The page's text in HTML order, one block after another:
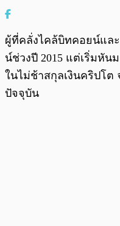
ผู้ที่คลั่งไคล้บิทคอยน์แล
น์ช่วงปี 2015 แต่เริ่มหัน
ในไม่ช้าสกุลเงินคริปโต
ปัจจุบัน